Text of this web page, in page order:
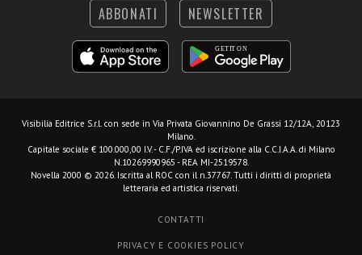
ABBONATI NEWSLETTER
Visibilia Editrice S.r.l. con sede in Via Privata Giovannino De Grassi 12/12A, 20123
Milano.
Capitale sociale € 100.000,00 I.V. - C.F./P.IVA ed iscrizione alla C.C.I.A.A. di Milano
N.10269990965 - REA MI-2519578.
Novella 2000 © 2026. Iscritta al ROC con il n.37767. Tutti i diritti di proprietà
letteraria ed artistica riservati.
CONTATTI
PRIVACY E COOKIES POLICY